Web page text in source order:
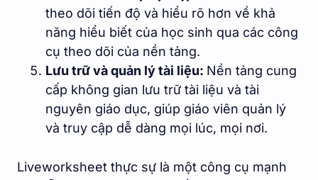
theo dõi tiến độ và hiểu rõ hơn về khả
năng hiểu biết của học sinh qua các công
cụ theo dõi của nền tảng.
Lưu trữ và quản lý tài liệu: Nền tảng cung
cấp không gian lưu trữ tài liệu và tài
nguyên giáo dục, giúp giáo viên quản lý
và truy cập dễ dàng mọi lúc, mọi nơi.
Liveworksheet thực sự là một công cụ mạnh